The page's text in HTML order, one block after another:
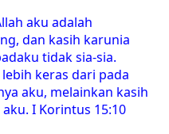
aku adalah
dan kasih karunia
tidak sia-sia.
keras dari pada
aku, melainkan kasih
I Korintus 15:10